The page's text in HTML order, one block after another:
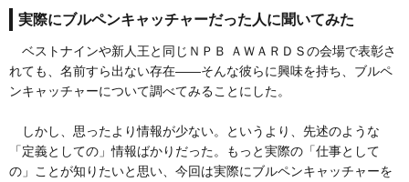
実際にブルペンキャッチャーだった人に聞いてみた
ベストナインや新人王と同じＮＰＢ ＡＷＡＲＤＳの会場で表彰さ
れても、名前すら出ない存在――そんな彼らに興味を持ち、ブルペ
ンキャッチャーについて調べてみることにした。
しかし、思ったより情報が少ない。というより、先述のような
「定義としての」情報ばかりだった。もっと実際の「仕事として
の」ことが知りたいと思い、今回は実際にブルペンキャッチャーを